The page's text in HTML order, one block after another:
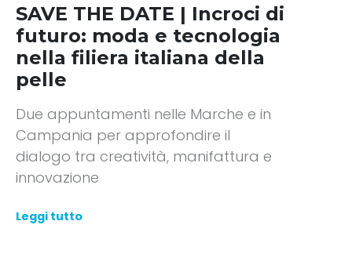
SAVE THE DATE | Incroci di
futuro: moda e tecnologia
nella filiera italiana della
pelle
Due appuntamenti nelle Marche e in
Campania per approfondire il
dialogo tra creatività, manifattura e
innovazione
Leggi tutto